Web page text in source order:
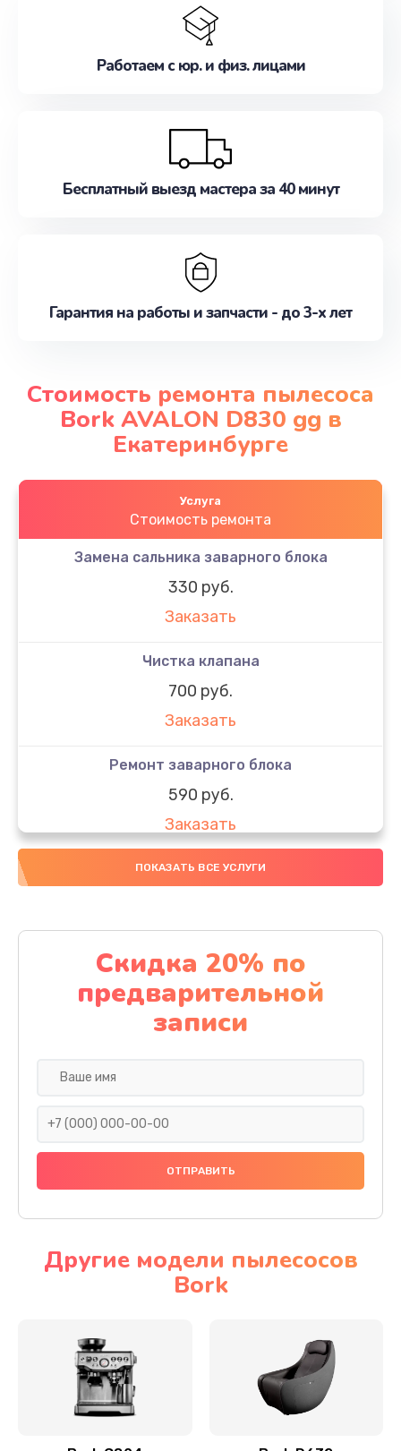
Работаем с юр. и физ. лицами
Бесплатный выезд мастера за 40 минут
Гарантия на работы и запчасти - до 3-х лет
Стоимость ремонта пылесоса
Bork AVALON D830 gg в
Екатеринбурге
Услуга
Стоимость ремонта
Замена сальника заварного блока
330 руб.
Заказать
Чистка клапана
700 руб.
Заказать
Ремонт заварного блока
590 руб.
Заказать
Ремонт микровыключателя кофемашины
Заказать
Ремонт насоса кофемашины
520 руб.
Заказать
Очистка кофемашины от накипи
Замена или ремонт датчиков
Прошивка кофемашины
Замена или ремонт пароблока
ПОКАЗАТЬ ВСЕ УСЛУГИ
Скидка 20% по
предварительной
записи
Другие модели пылесосов
Bork